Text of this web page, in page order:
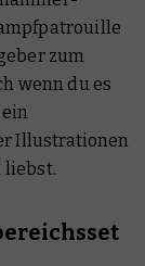
zum
wenn du es
Illustrationen
liebst.